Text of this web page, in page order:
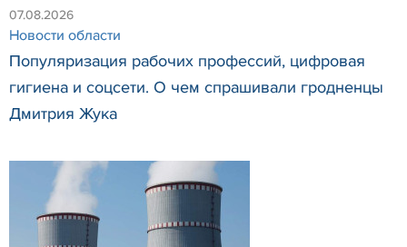
07.08.2026
Новости области
Популяризация рабочих профессий, цифровая
гигиена и соцсети. О чем спрашивали гродненцы
Дмитрия Жука